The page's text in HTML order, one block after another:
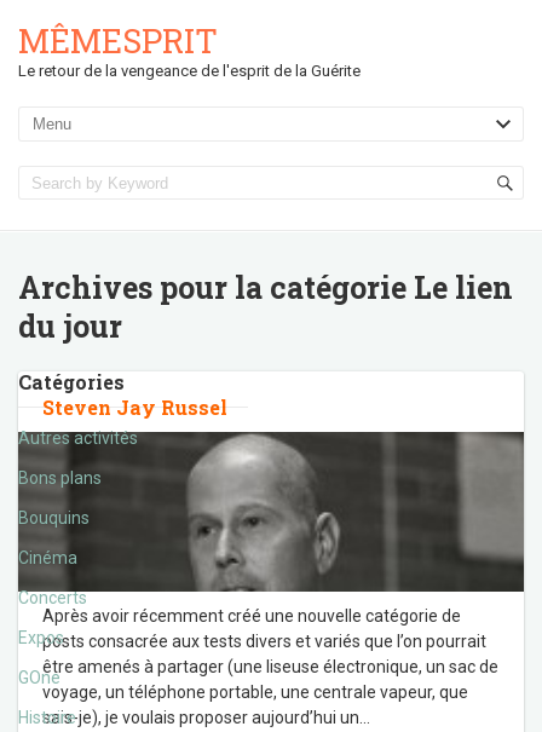
MÊMESPRIT
Le retour de la vengeance de l'esprit de la Guérite
Archives pour la catégorie Le lien
du jour
Catégories
Autres activités
Bons plans
Bouquins
Cinéma
Concerts
Expos
GOne
Histoire
Steven Jay Russel
Après avoir récemment créé une nouvelle catégorie de
posts consacrée aux tests divers et variés que l’on pourrait
être amenés à partager (une liseuse électronique, un sac de
voyage, un téléphone portable, une centrale vapeur, que
sais-je), je voulais proposer aujourd’hui un